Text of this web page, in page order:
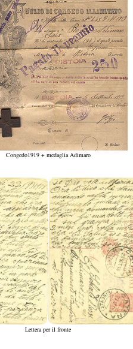
Congedo1919 + medaglia Adimaro
Lettera per il fronte